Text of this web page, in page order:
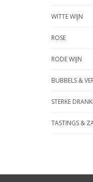
WITTE WIJN
ROSE
RODE WIJN
BUBBELS &
STERKE
TASTINGS &